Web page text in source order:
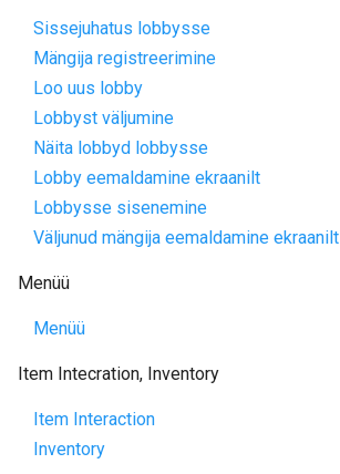
Sissejuhatus lobbysse
Mängija registreerimine
Loo uus lobby
Lobbyst väljumine
Näita lobbyd lobbysse
Lobby eemaldamine ekraanilt
Lobbysse sisenemine
Väljunud mängija eemaldamine ekraanilt
Menüü
Menüü
Item Intecration, Inventory
Item Interaction
Inventory